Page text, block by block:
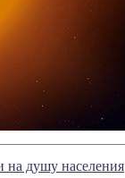
на душу населения